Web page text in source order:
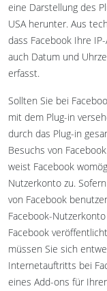
eine Darstellung des
USA herunter. Aus
dass Facebook Ihre
auch Datum und
erfasst.
Sollten Sie bei
mit dem Plug-in
durch das Plug-in
Besuchs von
weist Facebook
Nutzerkonto zu.
von Facebook
Facebook-
Facebook
müssen Sie sich
Internetauftritts bei
eines Add-ons für